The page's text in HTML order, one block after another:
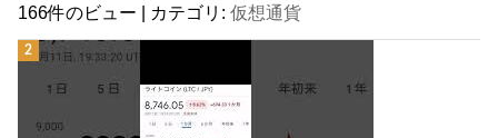
166件のビュー | カテゴリ:仮想通貨